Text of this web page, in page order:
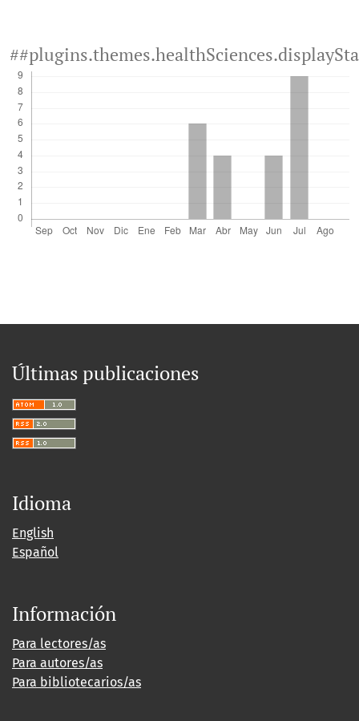
Últimas publicaciones
Idioma
English
Español
Información
Para lectores/as
Para autores/as
Para bibliotecarios/as